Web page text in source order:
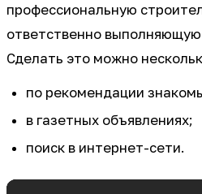
профессиональную
ответственно выполняющую
Сделать это можно
по рекомендации
в газетных объявлениях;
поиск в интернет-сети.